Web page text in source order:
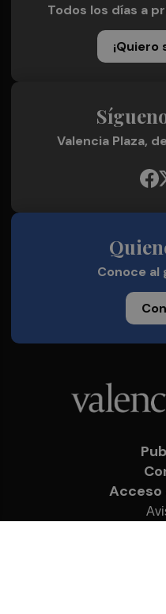
Todos los días a
Valencia Plaza,
Conoce
Acceso